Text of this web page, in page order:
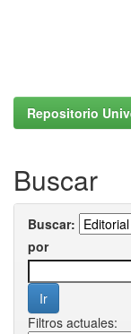
Repositorio
Buscar
Buscar:
por
Filtros actuales: